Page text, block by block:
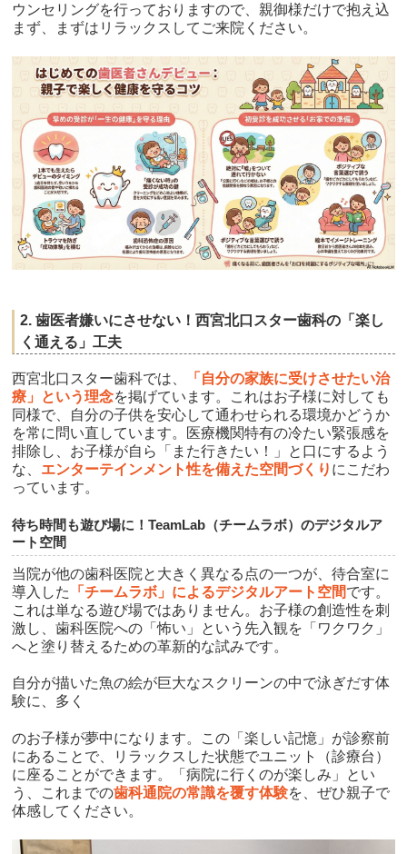
ウンセリングを行っておりますので、親御様だけで抱え込
まず、まずはリラックスしてご来院ください。
2. 歯医者嫌いにさせない！西宮北口スター歯科の「楽し
く通える」工夫
西宮北口スター歯科では、
「自分の家族に受けさせたい治
療」という理念を掲げています。これはお子様に対しても
同様で、自分の子供を安心して通わせられる環境かどうか
を常に問い直しています。医療機関特有の冷たい緊張感を
排除し、お子様が自ら「また行きたい！」と口にするよう
な、 エンターテインメント性を備えた空間づくり にこだわ
っています。
待ち時間も遊び場に！TeamLab（チームラボ）のデジタルア
ート空間
当院が他の歯科医院と大きく異なる点の一つが、待合室に
導入した
「チームラボ」によるデジタルアート空間です。
これは単なる遊び場ではありません。お子様の創造性を刺
激し、歯科医院への「怖い」という先入観を「ワクワク」
へと塗り替えるための革新的な試みです。
自分が描いた魚の絵が巨大なスクリーンの中で泳ぎだす体
験に、多く
のお子様が夢中になります。この「楽しい記憶」が診察前
にあることで、リラックスした状態でユニット（診療台）
に座ることができます。「病院に行くのが楽しみ」とい
う、これまでの歯科通院の常識を覆す体験を、ぜひ親子で
体感してください。